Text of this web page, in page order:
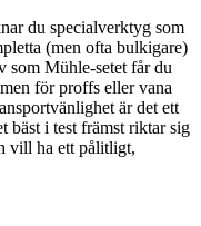
du specialverktyg som
(men ofta bulkigare)
som Mühle-setet får du
för proffs eller vana
är det ett
bäst i test främst riktar sig
vill ha ett pålitligt,